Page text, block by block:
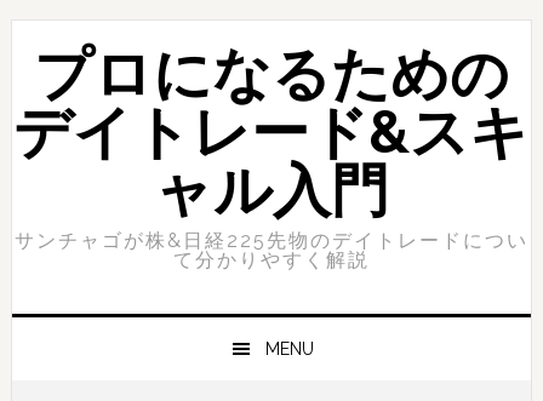
Skip
primary
navigation
Skip
contentプロになるための
デイトレード&スキ
ャル入門
サンチャゴが株&日経225先物のデイトレードについ
て分かりやすく解説
MENU